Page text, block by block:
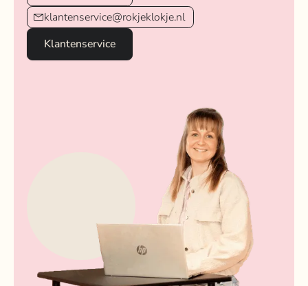
klantenservice@rokjeklokje.nl
Klantenservice